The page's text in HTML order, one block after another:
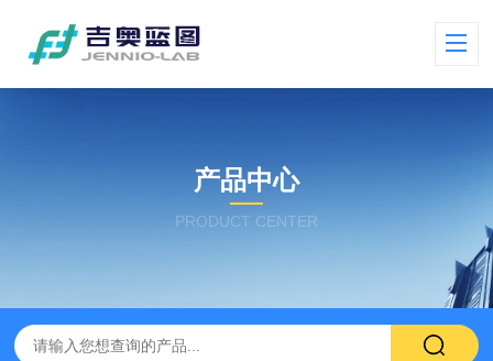
产品中心
PRODUCT CENTER